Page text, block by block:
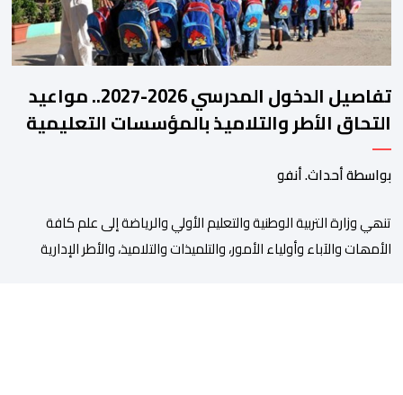
تفاصيل الدخول المدرسي 2026-2027.. مواعيد
التحاق الأطر والتلاميذ بالمؤسسات التعليمية
بواسطة أحداث. أنفو
تنھي وزارة التربیة الوطنیة والتعلیم الأولي والریاضة إلى علم كافة
الأمھات والآباء وأولیاء الأمور، والتلمیذات والتلامیذ، والأطر الإداریة